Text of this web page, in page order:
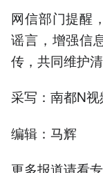
网信部门提醒
谣言，增强信
传，共同维护
采写：南都N
编辑：马辉
更多报道请看专